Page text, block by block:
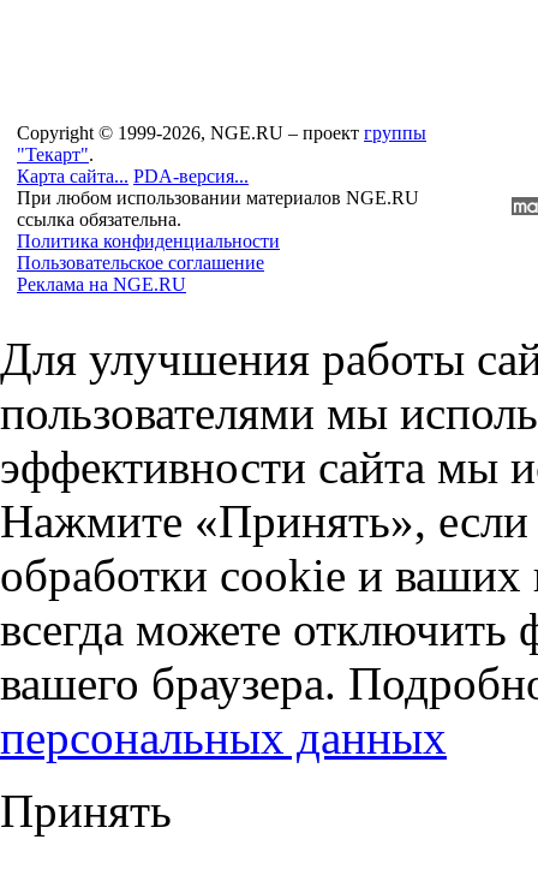
Copyright © 1999-2026, NGE.RU – проект группы
"Текарт".
Карта сайта... PDA-версия...
При любом использовании материалов NGE.RU
ссылка обязательна.
Политика конфиденциальности
Пользовательское соглашение
Реклама на NGE.RU
Для улучшения работы
пользователями мы
эффективности сайта мы
Нажмите «Принять», если
обработки cookie и
всегда можете отключить
вашего браузера.
персональных данных
Принять